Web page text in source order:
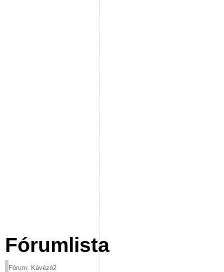
Fórumlista
Fórum: Kávézó2